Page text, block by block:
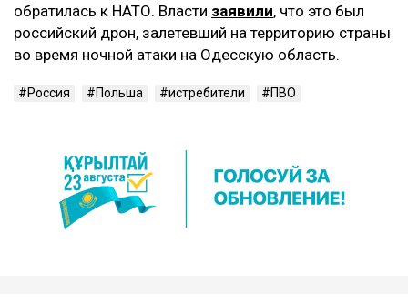
обратилась к НАТО. Власти заявили, что это был
российский дрон, залетевший на территорию страны
во время ночной атаки на Одесскую область.
Россия Польша истребители ПВО